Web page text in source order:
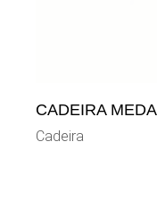
CADEIRA
Cadeira